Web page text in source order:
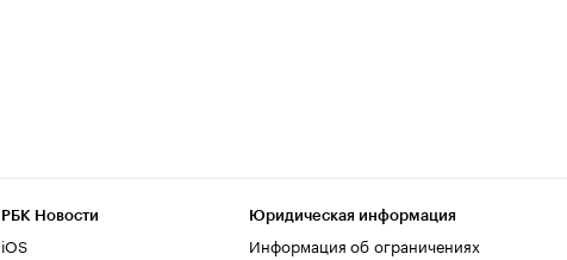
РБК Новости
iOS
Юридическая информация
Информация об ограничениях